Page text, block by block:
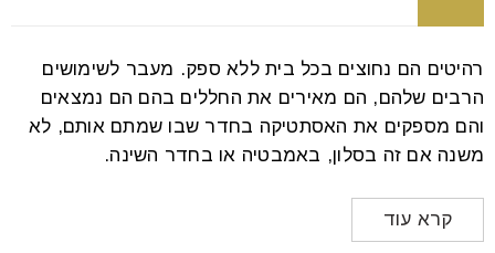
רהיטים הם נחוצים בכל בית ללא ספק. מעבר לשימושים
הרבים שלהם, הם מאירים את החללים בהם הם נמצאים
והם מספקים את האסתטיקה בחדר שבו שמתם אותם, לא
משנה אם זה בסלון, באמבטיה או בחדר השינה.
קרא עוד